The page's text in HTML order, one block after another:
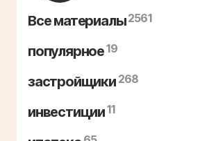
Все материалы2561
популярное19
застройщики 268
инвестиции11